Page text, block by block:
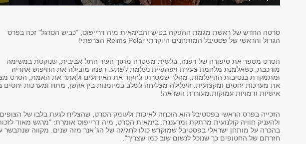
סרטה החדש של ראשת מגמת ההפקה בטיש והבימאית מיה דרייפוס, "כביש הסרגל" זכה בפרס
הגדול והראשי של פסטיבל המותחנים היוקרתי Reims Polar הצרפתי!
הסרט מספר את סיפורה של דפנה, בלשית משטרה מתוך העיר התל-אביבית, שנוקטת במשימה
מורכבת, כשאלמנת מלחמה צעירה ויפהפייה נעלמת לפתע. דפנה מובילה את החיפוש אחריה
ומתמקדת בנסיבות ההיעלמות, מהלך שמטרתו לחקור את האירועים ולאתר את האמת, הסרט
את מערכות יחסים ומקצועית. העלילה מצליחה לשלב במיומנות בין אקשן, מתח ומערכות יחסים
אישיות ודמויות עמוקות.מעוררת השראה!
הזכייה בפרס הראשי בפסטיבל הוא הוכחה לאיכות ולעומק הסרט, שהצליח לגעת בלבו של הצופים
ולהעניק חוויה קולנועית מרתקת ומרעננת. בימאית הסרט, מיה דרייפוס אומרת: "מרגש מאוד
בהכרה על מותחן ישראלי בפסטיבל שמוקדש כולו לחגיגה של הג׳אנר מזה שנים. מקווה שנתבשר
חזרתם של החטופים כך שנוכל לנשום שוב כמו שצריך".